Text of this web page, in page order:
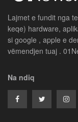
Lajmet e fundit nga
keqe) hardware,
si google , apple e
vëmendjen tuaj .
Na ndiq